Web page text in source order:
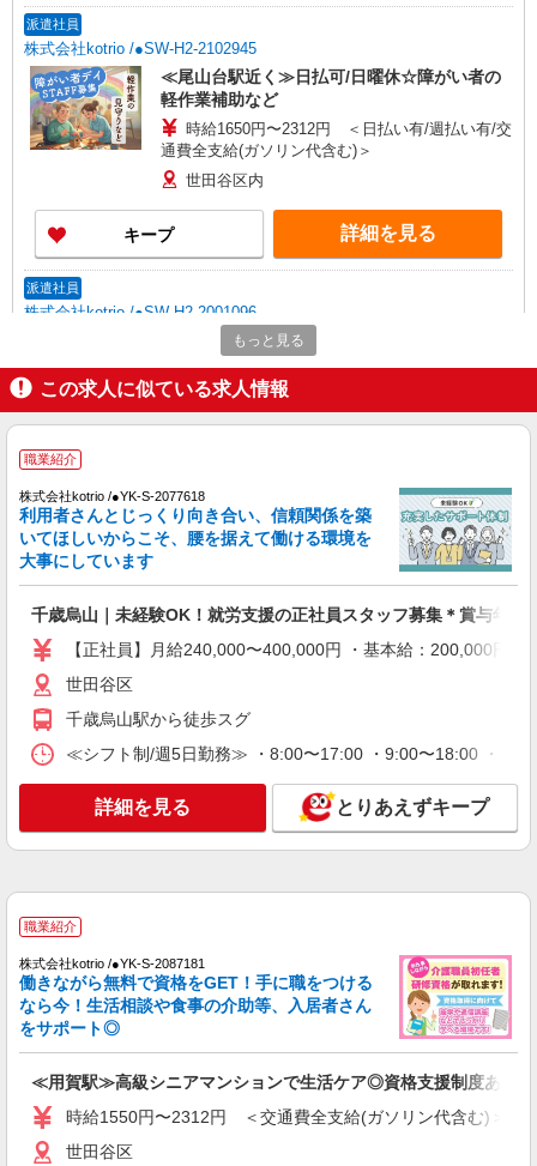
派遣社員
株式会社kotrio /●SW-H2-2102945
≪尾山台駅近く≫日払可/日曜休☆障がい者の
軽作業補助など
時給1650円〜2312円 ＜日払い有/週払い有/交
通費全支給(ガソリン代含む)＞
世田谷区内
キープ 詳細を見る
派遣社員
株式会社kotrio /●SW-H2-2001096
≪日払いOK≫日収1.2万円超！就労支援施設の
時給1500円〜 ＜日払い有/週払い有/交通費全
支給(ガソリン代含む)＞
キープ 詳細を見る
職業紹介
株式会社kotrio /●YK-S-2077618
千歳烏山｜未経験OK！就労支援の正社員スタ
ッフ募集＊賞与年2回♪
【正社員】月給240,000〜400,000円 ・基本
善手当：20,000〜60,000円（勤続年数、保有資格
により変動） ・固定残業手当：20,000円（10時
間） ※固定残業時間を超過する場合には超過勤務
手当として別途支給 下記資格をお持ちの方歓迎 ・
認知症介護基礎研修 ・初任者研修 ・実務者研修
・介護福祉士 など
世田谷区
キープ 詳細を見る
軽作業補助など
東京都世田谷区 ※最寄り駅：梅ヶ丘
詳細を見る
派遣社員
株式会社kotrio /●SW-H2-1816780
高級シニアマンションで見回り/生活相談など
もっと見る
この求人に似ている求人情報
職業紹介
株式会社kotrio /●YK-S-2077618
利用者さんとじっくり向き合い、信頼関係を築
いてほしいからこそ、腰を据えて働ける環境を
大事にしています
千歳烏山｜未経験OK！就労支援の正社員スタッフ募集＊賞与年2
【正社員】月給240,000〜400,000円 ・基本給：200,000円
世田谷区
千歳烏山駅から徒歩スグ
≪シフト制/週5日勤務≫ ・8:00〜17:00 ・9:00〜18:00 ・
詳細を見る とりあえずキープ
職業紹介
株式会社kotrio /●YK-S-2087181
働きながら無料で資格をGET！手に職をつける
なら今！生活相談や食事の介助等、入居者さん
をサポート◎
≪用賀駅≫高級シニアマンションで生活ケア◎資格支援制度あり
時給1550円〜2312円 ＜交通費全支給(ガソリン代含む)＞
世田谷区